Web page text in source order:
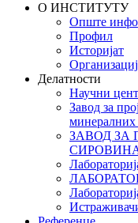
О ИНСТИТУТУ
Опште
Профил
Историјат
Делатности
Научни
Завод за
минералних
ЗАВОД ЗА